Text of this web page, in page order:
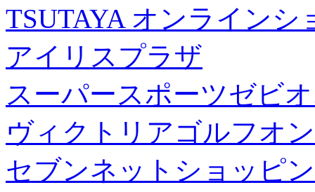
TSUTAYA オンラインシ
アイリスプラザ
スーパースポーツゼビ
ヴィクトリアゴルフオ
セブンネットショッピ